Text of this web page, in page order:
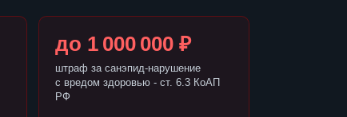
до 1 000 000 ₽
штраф за санэпид-нарушение
с вредом здоровью - ст. 6.3 КоАП
РФ